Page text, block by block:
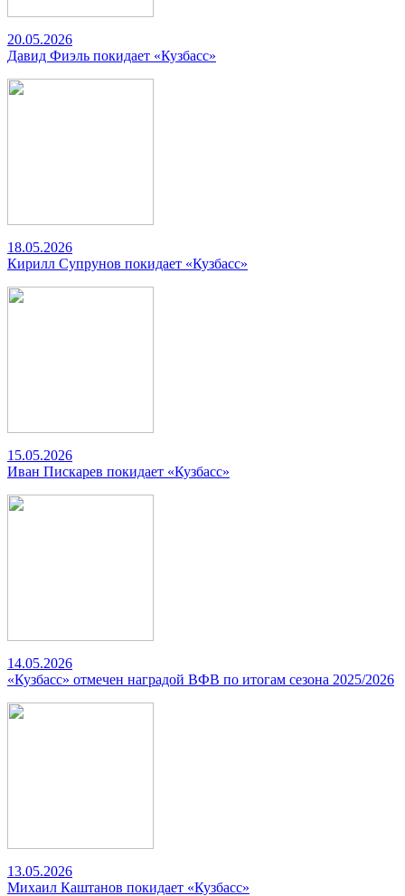
20.05.2026
Давид Фиэль покидает «Кузбасс»
18.05.2026
Кирилл Супрунов покидает «Кузбасс»
15.05.2026
Иван Пискарев покидает «Кузбасс»
14.05.2026
«Кузбасс» отмечен наградой ВФВ по итогам сезона 2025/2026
13.05.2026
Михаил Каштанов покидает «Кузбасс»